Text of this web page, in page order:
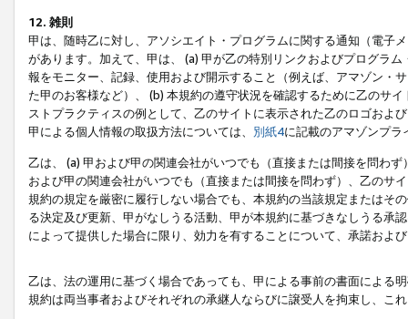
12. 雑則
甲は、随時乙に対し、アソシエイト・プログラムに関する通知（電子
があります。加えて、甲は、 (a) 甲が乙の特別リンクおよびプログラ
報をモニター、記録、使用および開示すること（例えば、アマゾン・
た甲のお客様など）、 (b) 本規約の遵守状況を確認するために乙のサ
ストプラクティスの例として、乙のサイトに表示された乙のロゴおよ
甲による個人情報の取扱方法については、 別紙4に記載のアマゾンプ
乙は、 (a) 甲および甲の関連会社がいつでも（直接または間接を問わ
および甲の関連会社がいつでも（直接または間接を問わず）、乙のサ
規約の規定を厳密に履行しない場合でも、本規約の当該規定またはそ
る決定及び更新、甲がなしうる活動、甲が本規約に基づきなしうる承
によって提供した場合に限り、効力を有することについて、承諾およ
乙は、法の運用に基づく場合であっても、甲による事前の書面による
規約は両当事者およびそれぞれの承継人ならびに譲受人を拘束し、こ